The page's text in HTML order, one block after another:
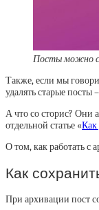
Посты можно
Также, если мы
удалять старые посты
А что со сторис? Они
отдельной статье «Как
О том, как работать с
Как
При архивации пост